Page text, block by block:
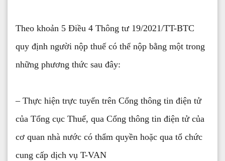
Theo khoản 5 Điều 4 Thông tư 19/2021/TT-BTC
quy định người nộp thuế có thể nộp bằng một trong
những phương thức sau đây:
– Thực hiện trực tuyến trên Cổng thông tin điện tử
của Tổng cục Thuế, qua Cổng thông tin điện tử của
cơ quan nhà nước có thẩm quyền hoặc qua tổ chức
cung cấp dịch vụ T-VAN